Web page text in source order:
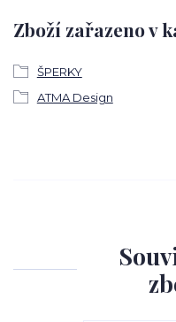
Zboží zařazeno v
ŠPERKY
ATMA Design